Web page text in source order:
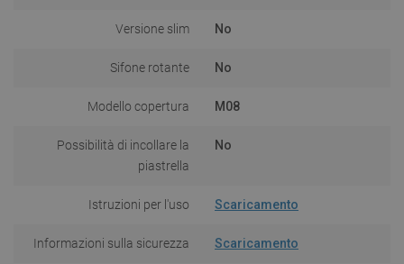
Versione slim No
Sifone rotante No
Modello copertura M08
Possibilità di incollare la
piastrella
No
Istruzioni per l'uso Scaricamento
Informazioni sulla sicurezza Scaricamento